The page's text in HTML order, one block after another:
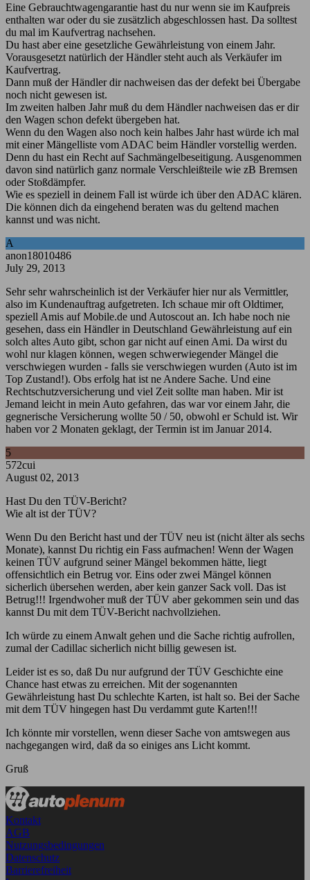
Eine Gebrauchtwagengarantie hast du nur wenn sie im Kaufpreis
enthalten war oder du sie zusätzlich abgeschlossen hast. Da solltest
du mal im Kaufvertrag nachsehen.
Du hast aber eine gesetzliche Gewährleistung von einem Jahr.
Vorausgesetzt natürlich der Händler steht auch als Verkäufer im
Kaufvertrag.
Dann muß der Händler dir nachweisen das der defekt bei Übergabe
noch nicht gewesen ist.
Im zweiten halben Jahr muß du dem Händler nachweisen das er dir
den Wagen schon defekt übergeben hat.
Wenn du den Wagen also noch kein halbes Jahr hast würde ich mal
mit einer Mängelliste vom ADAC beim Händler vorstellig werden.
Denn du hast ein Recht auf Sachmängelbeseitigung. Ausgenommen
davon sind natürlich ganz normale Verschleißteile wie zB Bremsen
oder Stoßdämpfer.
Wie es speziell in deinem Fall ist würde ich über den ADAC klären.
Die können dich da eingehend beraten was du geltend machen
kannst und was nicht.
A
anon18010486
July 29, 2013
Sehr sehr wahrscheinlich ist der Verkäufer hier nur als Vermittler,
also im Kundenauftrag aufgetreten. Ich schaue mir oft Oldtimer,
speziell Amis auf Mobile.de und Autoscout an. Ich habe noch nie
gesehen, dass ein Händler in Deutschland Gewährleistung auf ein
solch altes Auto gibt, schon gar nicht auf einen Ami. Da wirst du
wohl nur klagen können, wegen schwerwiegender Mängel die
verschwiegen wurden - falls sie verschwiegen wurden (Auto ist im
Top Zustand!). Obs erfolg hat ist ne Andere Sache. Und eine
Rechtschutzversicherung und viel Zeit sollte man haben. Mir ist
Jemand leicht in mein Auto gefahren, das war vor einem Jahr, die
gegnerische Versicherung wollte 50 / 50, obwohl er Schuld ist. Wir
haben vor 2 Monaten geklagt, der Termin ist im Januar 2014.
5
572cui
August 02, 2013
Hast Du den TÜV-Bericht?
Wie alt ist der TÜV?
Wenn Du den Bericht hast und der TÜV neu ist (nicht älter als sechs
Monate), kannst Du richtig ein Fass aufmachen! Wenn der Wagen
keinen TÜV aufgrund seiner Mängel bekommen hätte, liegt
offensichtlich ein Betrug vor. Eins oder zwei Mängel können
sicherlich übersehen werden, aber kein ganzer Sack voll. Das ist
Betrug!!! Irgendwoher muß der TÜV aber gekommen sein und das
kannst Du mit dem TÜV-Bericht nachvollziehen.
Ich würde zu einem Anwalt gehen und die Sache richtig aufrollen,
zumal der Cadillac sicherlich nicht billig gewesen ist.
Leider ist es so, daß Du nur aufgrund der TÜV Geschichte eine
Chance hast etwas zu erreichen. Mit der sogenannten
Gewährleistung hast Du schlechte Karten, ist halt so. Bei der Sache
mit dem TÜV hingegen hast Du verdammt gute Karten!!!
Ich könnte mir vorstellen, wenn dieser Sache von amtswegen aus
nachgegangen wird, daß da so einiges ans Licht kommt.
Gruß
Kontakt
AGB
Nutzungsbedingungen
Datenschutz
Barrierefreiheit